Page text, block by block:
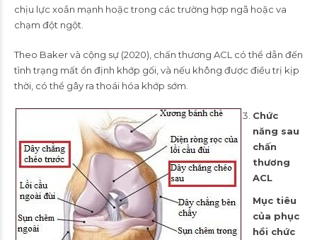
chịu lực xoắn mạnh hoặc trong các trường hợp ngã hoặc va
chạm đột ngột.
Theo Baker và cộng sự (2020), chấn thương ACL có thể dẫn đến
tình trạng mất ổn định khớp gối, và nếu không được điều trị kịp
thời, có thể gây ra thoái hóa khớp sớm.
Chức
năng sau
chấn
thương
ACL
Mục tiêu
của phục
hồi chức